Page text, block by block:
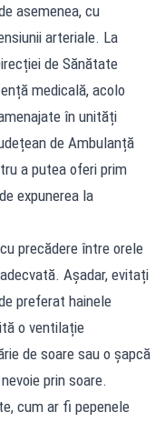
asemenea, cu
arteriale. La
de Sănătate
medicală, acolo
în unități
de Ambulanță
a putea oferi prim
expunerea la
precădere între orele
Așadar, evitați
preferat hainele
o ventilație
de soare sau o șapcă
prin soare.
cum ar fi pepenele